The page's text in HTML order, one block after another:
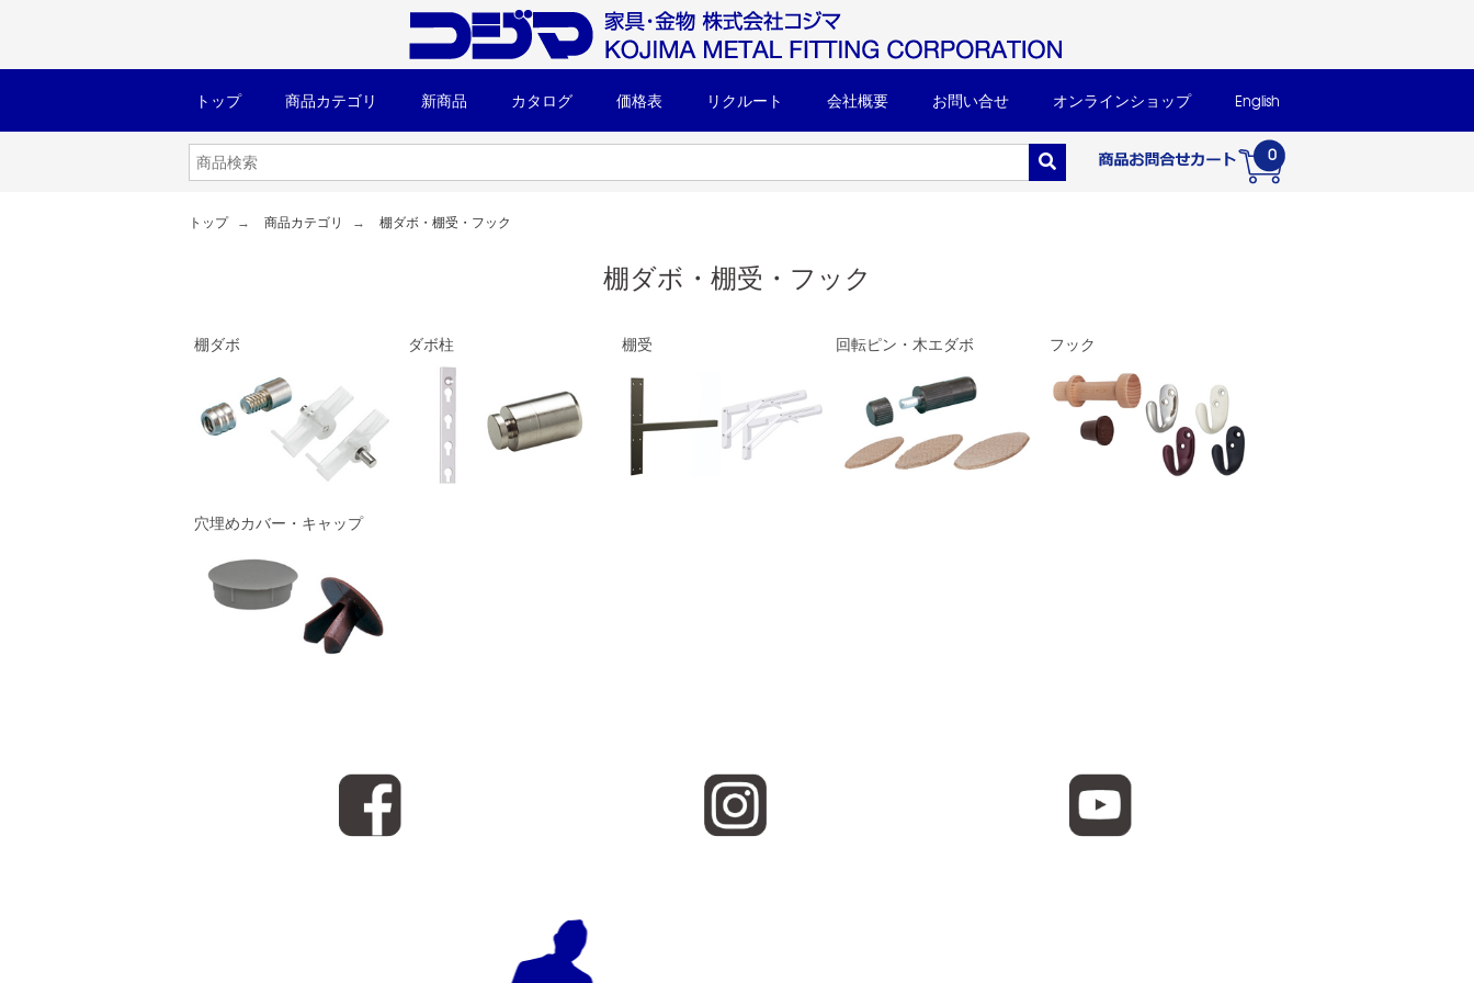
トップ 商品カテゴリ 新商品 カタログ 価格表 リクルート 会社概要 お問い合せ オンラインショップ English
0
トップ 商品カテゴリ 棚ダボ・棚受・フック
棚ダボ・棚受・フック
棚ダボ ダボ柱 棚受 回転ピン・木エダボ フック
穴埋めカバー・キャップ